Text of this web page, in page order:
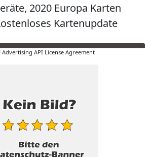
2020 Europa Karten
Kartenupdate
Advertising API License Agreement